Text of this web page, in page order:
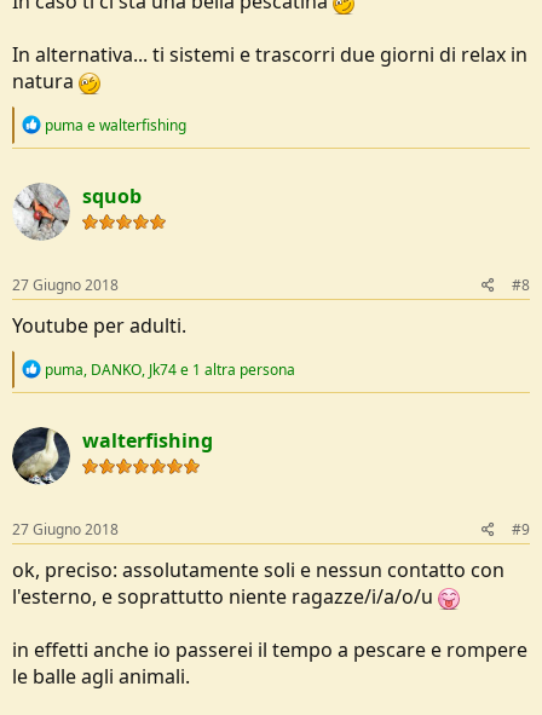
In alternativa... ti sistemi e trascorri due giorni di relax in
natura
R
c
t
i
o
s
:
puma ewalterfishing
squob
27 Giugno 2018 #8
Youtube per adulti.
R
c
t
i
o
s
:
puma, DANKO, Jk74e 1 altra persona
walterfishing
27 Giugno 2018 #9
ok, preciso: assolutamente soli e nessun contatto con
l'esterno, e soprattutto niente ragazze/i/a/o/u
in effetti anche io passerei il tempo a pescare e rompere
le balle agli animali.